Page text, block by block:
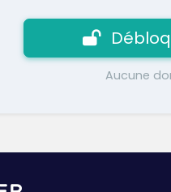
Aucune